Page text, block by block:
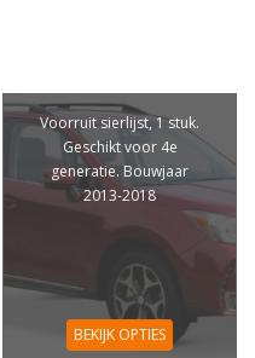
Voorruit sierlijst, 1 stuk.
Geschikt voor 4e
generatie. Bouwjaar
2013-2018
BEKIJK OPTIES